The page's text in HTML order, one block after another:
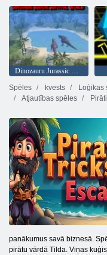
Spēles
kvests Loģikas
Atjautības spēles
Pirāti
panākumus savā biznesā.
pirātu vārdā Tilda. Viņas